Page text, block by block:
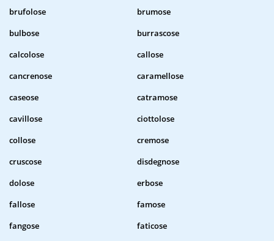
brufolose
brumose
bulbose
burrascose
calcolose
callose
cancrenose
caramellose
caseose
catramose
cavillose
ciottolose
collose
cremose
cruscose
disdegnose
dolose
erbose
fallose
famose
fangose
faticose